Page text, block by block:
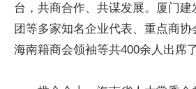
台，共商合作、共谋发展。厦门
团等多家知名企业代表、重点商
海南籍商会领袖等共400余人出席